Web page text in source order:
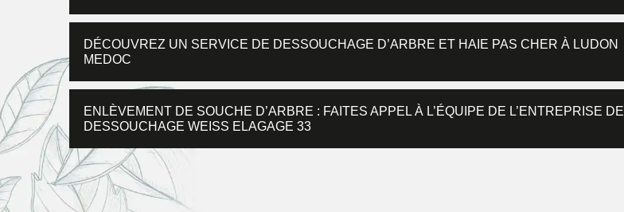
DÉCOUVREZ UN SERVICE DE DESSOUCHAGE D’ARBRE ET HAIE PAS CHER À LUDON
MEDOC
ENLÈVEMENT DE SOUCHE D’ARBRE : FAITES APPEL À L’ÉQUIPE DE L’ENTREPRISE DE
DESSOUCHAGE WEISS ELAGAGE 33